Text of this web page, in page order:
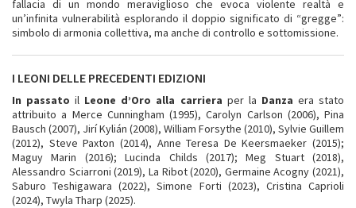
fallacia di un mondo meraviglioso che evoca violente realtà e
un’infinita vulnerabilità esplorando il doppio significato di “gregge”:
simbolo di armonia collettiva, ma anche di controllo e sottomissione.
I LEONI DELLE PRECEDENTI EDIZIONI
In passato il Leone d’Oro alla carriera per la Danza era stato
attribuito a Merce Cunningham (1995), Carolyn Carlson (2006), Pina
Bausch (2007), Jirí Kylián (2008), William Forsythe (2010), Sylvie Guillem
(2012), Steve Paxton (2014), Anne Teresa De Keersmaeker (2015);
Maguy Marin (2016); Lucinda Childs (2017); Meg Stuart (2018),
Alessandro Sciarroni (2019), La Ribot (2020), Germaine Acogny (2021),
Saburo Teshigawara (2022), Simone Forti (2023), Cristina Caprioli
(2024), Twyla Tharp (2025).